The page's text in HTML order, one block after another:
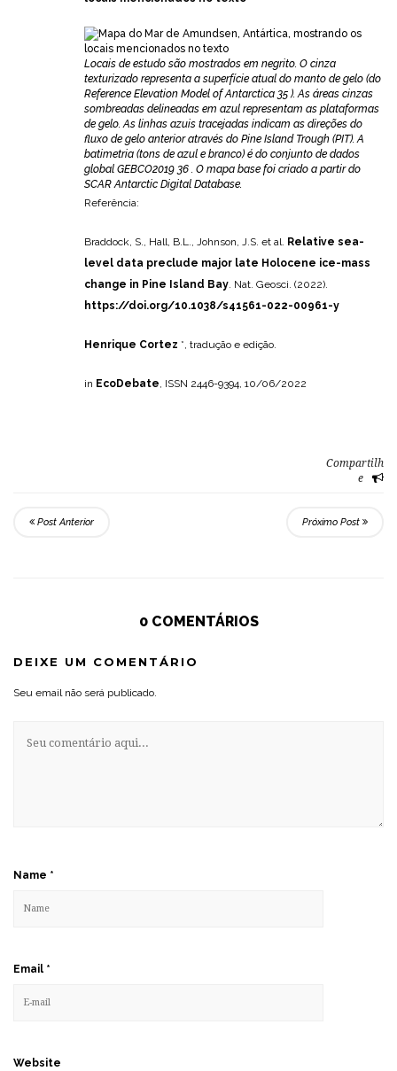
Locais de estudo são mostrados em negrito. O cinza
texturizado representa a superfície atual do manto de gelo (do
Reference Elevation Model of Antarctica 35 ). As áreas cinzas
sombreadas delineadas em azul representam as plataformas
de gelo. As linhas azuis tracejadas indicam as direções do
fluxo de gelo anterior através do Pine Island Trough (PIT). A
batimetria (tons de azul e branco) é do conjunto de dados
global GEBCO2019 36 . O mapa base foi criado a partir do
SCAR Antarctic Digital Database.
Referência:
Braddock, S., Hall, B.L., Johnson, J.S. et al. Relative sea-
level data preclude major late Holocene ice-mass
change in Pine Island Bay. Nat. Geosci. (2022).
https://doi.org/10.1038/s41561-022-00961-y
Henrique Cortez *, tradução e edição.
in EcoDebate, ISSN 2446-9394, 10/06/2022
Compartilh
e
Post Anterior Próximo Post
0 COMENTÁRIOS
DEIXE UM COMENTÁRIO
Seu email não será publicado.
Name *
Email *
Website